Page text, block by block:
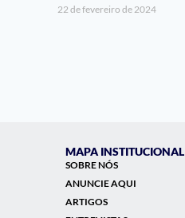
22 de fevereiro de 2024
MAPA INSTITUCIONAL
SOBRE NÓS
ANUNCIE AQUI
ARTIGOS